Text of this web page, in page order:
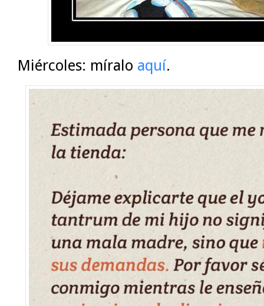
Miércoles: míralo aquí.